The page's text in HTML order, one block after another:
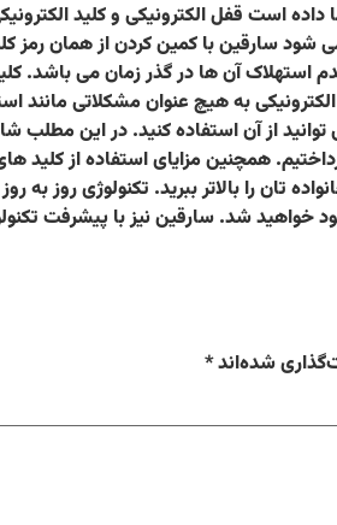
است قفل الکترونیکی و کلید
سارقین با کمین کردن از همان رمز
استهلاک آن ها در گذر زمان می
به هیچ عنوان مشکلاتی مانند
از آن استفاده کنید. در این مطلب شاه
همچنین مزایای استفاده از کلید
تان را بالاتر ببرید. تکنولوژی روز
خواهید شد. سارقین نیز با پیشرفت
شده‌اند*